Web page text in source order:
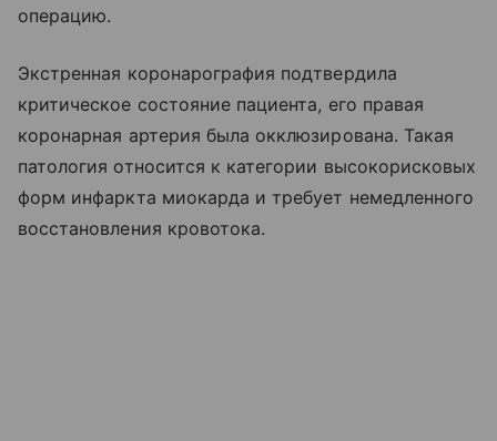
операцию.
Экстренная коронарография подтвердила
критическое состояние пациента, его правая
коронарная артерия была окклюзирована. Такая
патология относится к категории высокорисковых
форм инфаркта миокарда и требует немедленного
восстановления кровотока.